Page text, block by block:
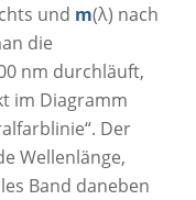
und m(λ) nach
die
nm durchläuft,
im Diagramm
Der
Wellenlänge,
Band daneben